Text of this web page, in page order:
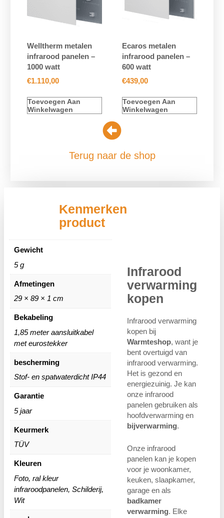
Welltherm metalen
infrarood panelen –
1000 watt
€1.110,00
Toevoegen Aan
Winkelwagen
Ecaros metalen
infrarood panelen –
600 watt
€439,00
Toevoegen Aan
Winkelwagen
Terug naar de shop
Kenmerken
product
Gewicht
5 g
Afmetingen
29 × 89 × 1 cm
Bekabeling
1,85 meter aansluitkabel
met eurostekker
bescherming
Stof- en spatwaterdicht IP44
Garantie
5 jaar
Keurmerk
TÜV
Kleuren
Foto, ral kleur
infraroodpanelen, Schilderij,
Wit
Infrarood
verwarming
kopen
Infrarood verwarming
kopen bij
Warmteshop, want je
bent overtuigd van
infrarood verwarming.
Het is gezond en
energiezuinig. Je kan
onze infrarood
panelen gebruiken als
hoofdverwarming en
bijverwarming.
Onze infrarood
panelen kan je kopen
voor je woonkamer,
keuken, slaapkamer,
garage en als
badkamer
verwarming. Elke